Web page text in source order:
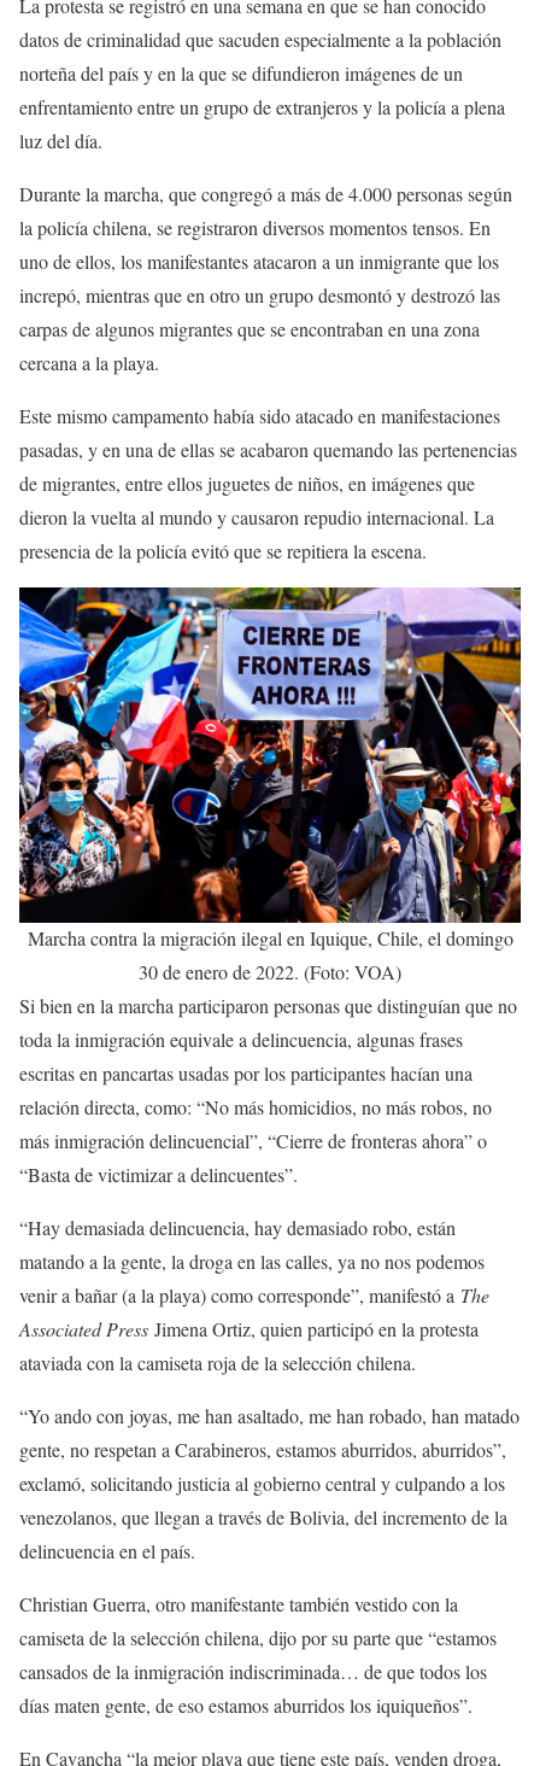
La protesta se registró en una semana en que se han conocido
datos de criminalidad que sacuden especialmente a la población
norteña del país y en la que se difundieron imágenes de un
enfrentamiento entre un grupo de extranjeros y la policía a plena
luz del día.
Durante la marcha, que congregó a más de 4.000 personas según
la policía chilena, se registraron diversos momentos tensos. En
uno de ellos, los manifestantes atacaron a un inmigrante que los
increpó, mientras que en otro un grupo desmontó y destrozó las
carpas de algunos migrantes que se encontraban en una zona
cercana a la playa.
Este mismo campamento había sido atacado en manifestaciones
pasadas, y en una de ellas se acabaron quemando las pertenencias
de migrantes, entre ellos juguetes de niños, en imágenes que
dieron la vuelta al mundo y causaron repudio internacional. La
presencia de la policía evitó que se repitiera la escena.
Marcha contra la migración ilegal en Iquique, Chile, el domingo
30 de enero de 2022. (Foto: VOA)
Si bien en la marcha participaron personas que distinguían que no
toda la inmigración equivale a delincuencia, algunas frases
escritas en pancartas usadas por los participantes hacían una
relación directa, como: “No más homicidios, no más robos, no
más inmigración delincuencial”, “Cierre de fronteras ahora” o
“Basta de victimizar a delincuentes”.
“Hay demasiada delincuencia, hay demasiado robo, están
matando a la gente, la droga en las calles, ya no nos podemos
venir a bañar (a la playa) como corresponde”, manifestó a The
Associated Press Jimena Ortiz, quien participó en la protesta
ataviada con la camiseta roja de la selección chilena.
“Yo ando con joyas, me han asaltado, me han robado, han matado
gente, no respetan a Carabineros, estamos aburridos, aburridos”,
exclamó, solicitando justicia al gobierno central y culpando a los
venezolanos, que llegan a través de Bolivia, del incremento de la
delincuencia en el país.
Christian Guerra, otro manifestante también vestido con la
camiseta de la selección chilena, dijo por su parte que “estamos
cansados de la inmigración indiscriminada… de que todos los
días maten gente, de eso estamos aburridos los iquiqueños”.
En Cavancha “la mejor playa que tiene este país, venden droga,